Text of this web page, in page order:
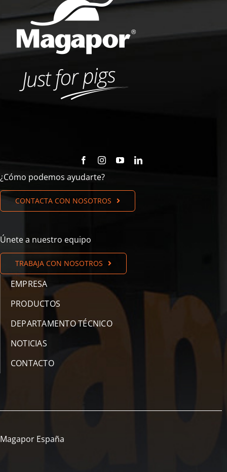
¿Cómo podemos ayudarte?
CONTACTA CON NOSOTROS
Únete a nuestro equipo
TRABAJA CON NOSOTROS
EMPRESA
PRODUCTOS
DEPARTAMENTO TÉCNICO
NOTICIAS
CONTACTO
Magapor España